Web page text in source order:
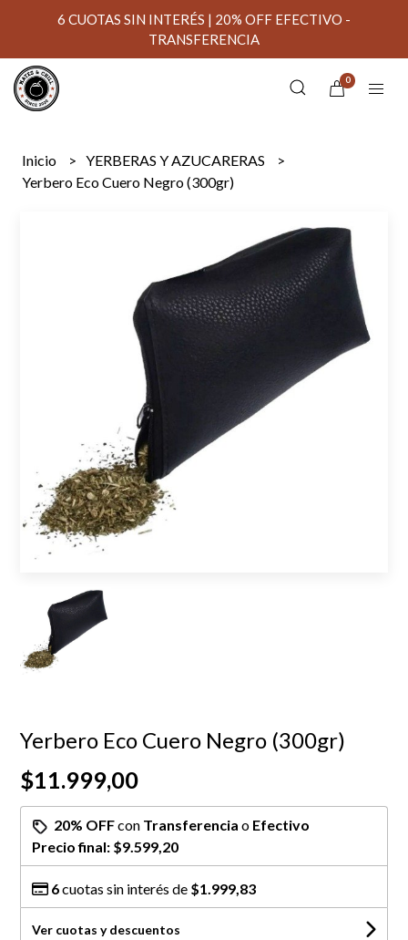
6 CUOTAS SIN INTERÉS | 20% OFF EFECTIVO -
TRANSFERENCIA
0
Inicio
YERBERAS Y AZUCARERAS
Yerbero Eco Cuero Negro (300gr)
Yerbero Eco Cuero Negro (300gr)
$11.999,00
20% OFFcon Transferencia o Efectivo
Precio final: $9.599,20
6cuotas sin interés de $1.999,83
Ver cuotas y descuentos